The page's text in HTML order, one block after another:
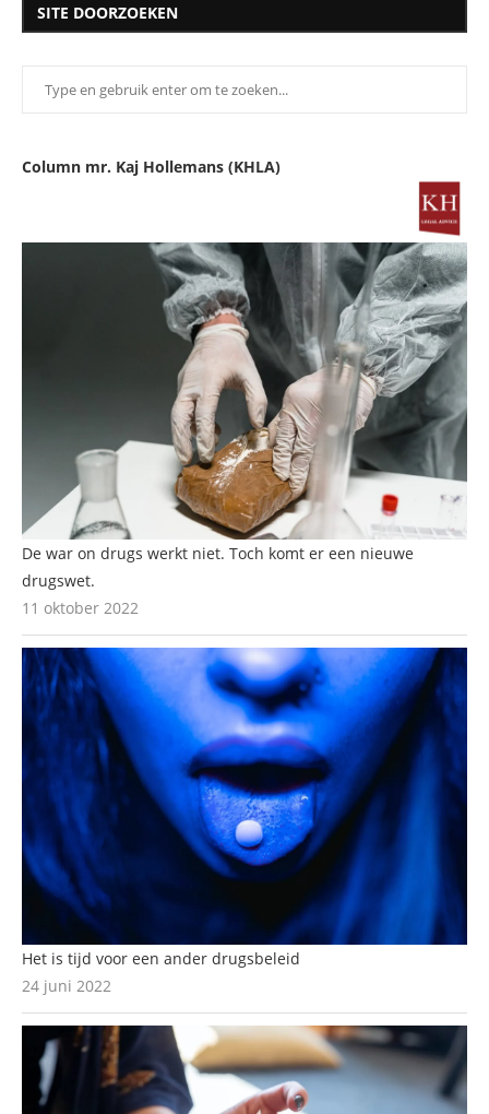
SITE DOORZOEKEN
Column mr. Kaj Hollemans (KHLA)
De war on drugs werkt niet. Toch komt er een nieuwe
drugswet.
11 oktober 2022
Het is tijd voor een ander drugsbeleid
24 juni 2022